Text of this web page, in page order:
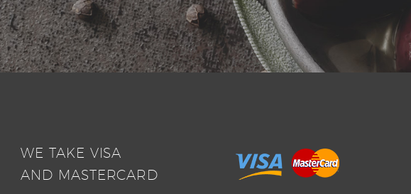
WE TAKE VISA
AND MASTERCARD